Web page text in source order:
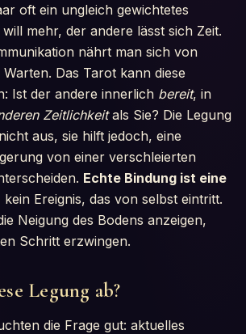
oft ein ungleich gewichtetes
mehr, der andere lässt sich Zeit.
nährt man sich von
Das Tarot kann diese
Ist der andere innerlich bereit, in
Zeitlichkeitals Sie? Die Legung
aus, sie hilft jedoch, eine
von einer verschleierten
Echte Bindung ist eine
kein Ereignis, das von selbst eintritt.
Neigung des Bodens anzeigen,
Schritt erzwingen.
Legung ab?
die Frage gut: aktuelles